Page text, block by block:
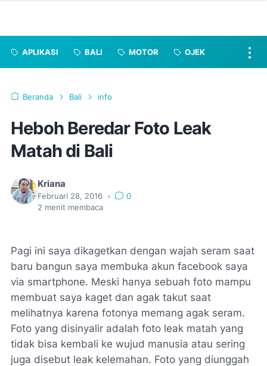
APLIKASI BALI MOTOR OJEK
Beranda Bali info
Heboh Beredar Foto Leak
Matah di Bali
Kriana
Februari 28, 2016 •
0
2 menit membaca
Pagi ini saya dikagetkan dengan wajah seram saat
baru bangun saya membuka akun facebook saya
via smartphone. Meski hanya sebuah foto mampu
membuat saya kaget dan agak takut saat
melihatnya karena fotonya memang agak seram.
Foto yang disinyalir adalah foto leak matah yang
tidak bisa kembali ke wujud manusia atau sering
juga disebut leak kelemahan. Foto yang diunggah